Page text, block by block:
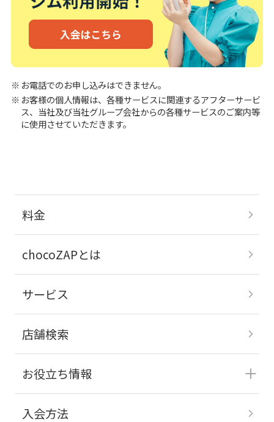
お電話でのお申し込みはできません。
お客様の個人情報は、各種サービスに関連するアフターサービ
ス、当社及び当社グループ会社からの各種サービスのご案内等
に使用させていただきます。
料金
chocoZAPとは
サービス
店舗検索
お役立ち情報
入会方法